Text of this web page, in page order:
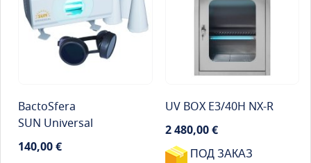
BactoSfera
SUN Universal
140,00 €
UV BOX E3/40H NX-R
2 480,00 €
ПОД ЗАКАЗ